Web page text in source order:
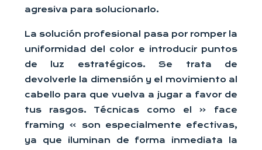
agresiva para solucionarlo.
La solución profesional pasa por romper la
uniformidad del color e introducir puntos
de luz estratégicos. Se trata de
devolverle la dimensión y el movimiento al
cabello para que vuelva a jugar a favor de
tus rasgos. Técnicas como el « face
framing » son especialmente efectivas,
ya que iluminan de forma inmediata la